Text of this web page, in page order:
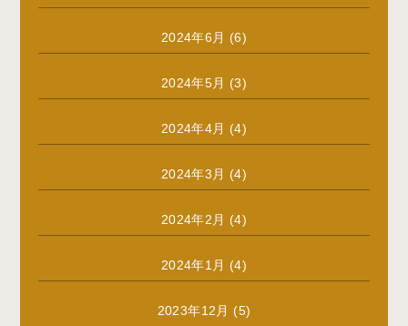
2024年6月 (6)
2024年5月 (3)
2024年4月 (4)
2024年3月 (4)
2024年2月 (4)
2024年1月 (4)
2023年12月 (5)